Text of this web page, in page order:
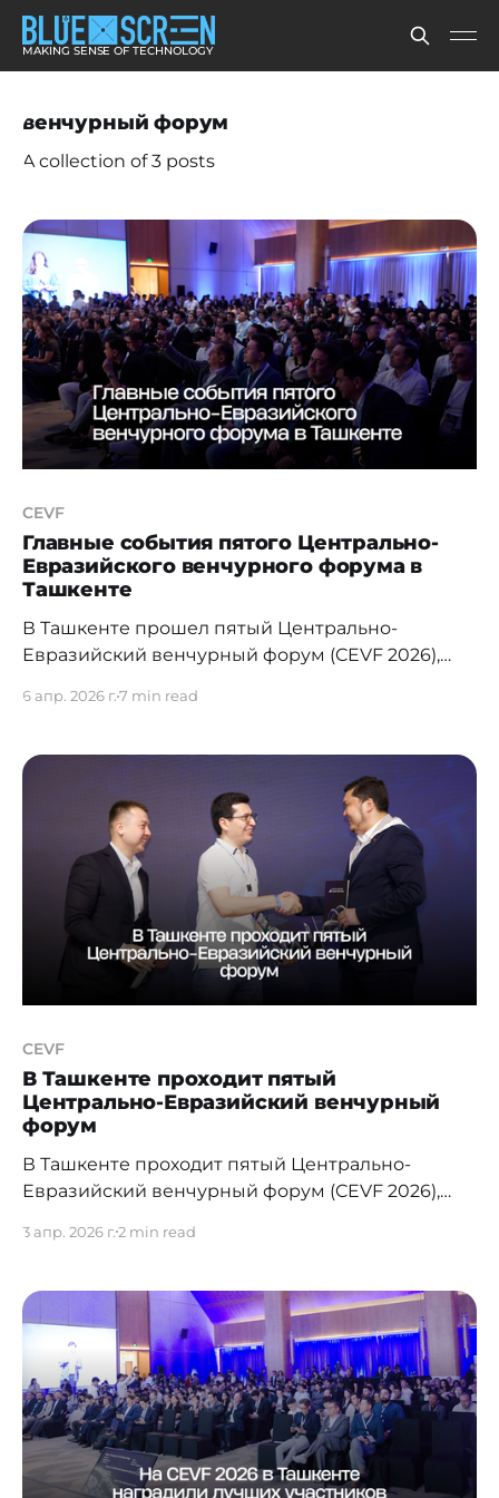
MAKING SENSE OF TECHNOLOGY
венчурный форум
A collection of 3 posts
CEVF
Главные события пятого Центрально-
Евразийского венчурного форума в
Ташкенте
В Ташкенте прошел пятый Центрально-
Евразийский венчурный форум (CEVF 2026),
инвесторов, предпринимателей,
технологических компаний из Центральной
Азии, Европы, США, Юго-Восточной Азии и
стран MENA. Форум впервые проводится в
Узбекистане и отражает стремительный рост
технологической экосистемы страны и
усиливающуюся роль региона на венчурной
6 апр. 2026 г.7 min read
CEVF
В Ташкенте проходит пятый
Центрально-Евразийский венчурный
форум
В Ташкенте проходит пятый Центрально-
Евразийский венчурный форум (CEVF 2026),
инвесторов, предпринимателей,
технологических компаний из Центральной
Азии и других регионов. Форум впервые
проводится в Узбекистане и отражает
стремительный рост технологической
экосистемы страны и усиливающуюся роль
региона на венчурной карте Евразии.
Организаторами форума выступают
3 апр. 2026 г.2 min read